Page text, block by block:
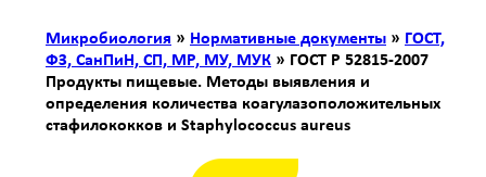
Микробиология » Нормативные документы » ГОСТ,
ФЗ, СанПиН, СП, МР, МУ, МУК » ГОСТ Р 52815-2007
Продукты пищевые. Методы выявления и
определения количества коагулазоположительных
стафилококков и Staphylococcus aureus